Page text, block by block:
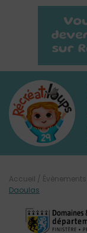
Accueil / Évènements
Daoulas